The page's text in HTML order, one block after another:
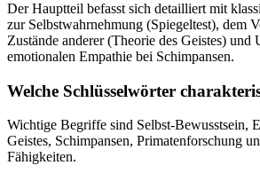
Der Hauptteil befasst sich detailliert mit
zur Selbstwahrnehmung (Spiegeltest), dem
Zustände anderer (Theorie des Geistes) und
emotionalen Empathie bei Schimpansen.
Welche Schlüsselwörter
Wichtige Begriffe sind Selbst-Bewusstsein,
Geistes, Schimpansen, Primatenforschung
Fähigkeiten.